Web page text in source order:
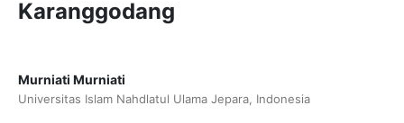
Karanggodang
Murniati Murniati
Universitas Islam Nahdlatul Ulama Jepara, Indonesia